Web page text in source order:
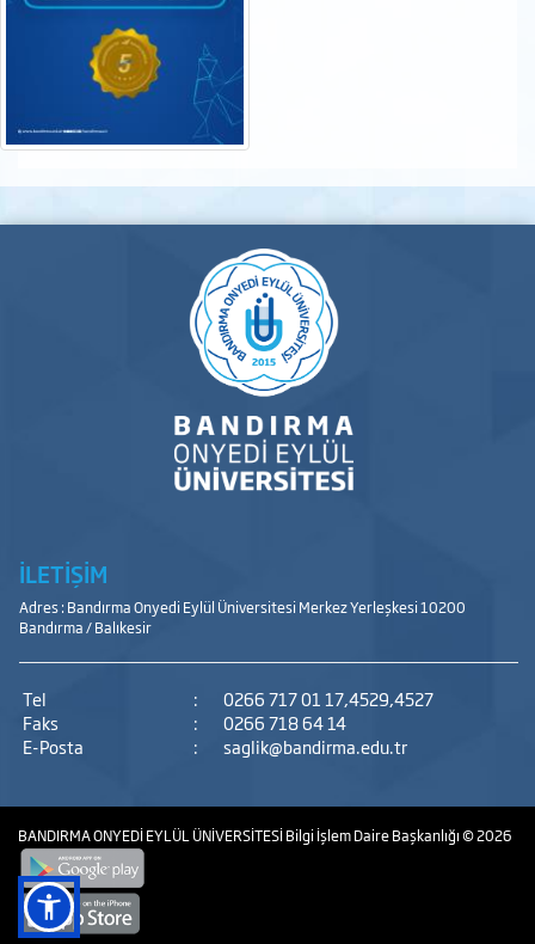
İLETİŞİM
Adres : Bandırma Onyedi Eylül Üniversitesi Merkez Yerleşkesi 10200
Bandırma / Balıkesir
Tel :
0266 717 01 17,4529,4527
Faks
:
0266 718 64 14
E-Posta
: saglik@bandirma.edu.tr
BANDIRMA ONYEDİ EYLÜL ÜNİVERSİTESİBilgi İşlem Daire Başkanlığı© 2026